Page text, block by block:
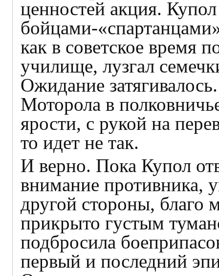
ценностей акция.
бойцами-
как в советское время
училище, лузгал
Ожидание
Моторола в
ярости, с рукой на
то идет не так.
И верно. Пока Купол
внимание противника,
другой стороны, благо
прикрыто густым
подбросила
первый и последний